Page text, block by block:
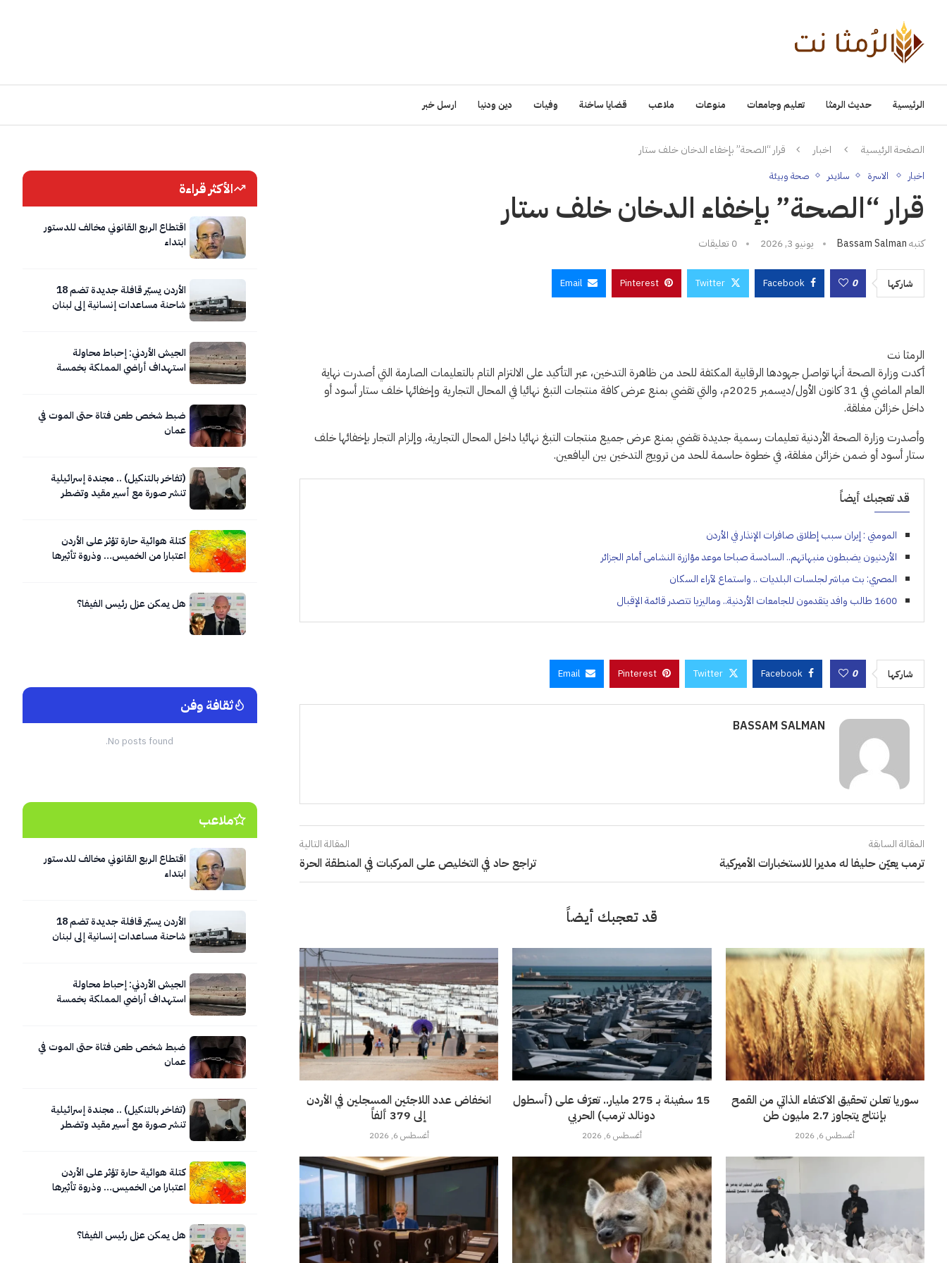
الرئيسية حديث الرمثا تعليم وجامعات منوعات ملاعب قضايا ساخنة وفيات دين ودنيا ارسل خبر
الصفحة الرئيسية اخبار قرار “الصحة” بإخفاء الدخان خلف ستار
اخبار الاسرة سلايدر صحة وبيئة
قرار “الصحة” بإخفاء الدخان خلف ستار
كتبهBassam Salman يونيو 3, 2026 0 تعليقات
شاركها 0
Facebook
Twitter
Pinterest
Email
الرمثا نت
أكدت وزارة الصحة أنها تواصل جهودها الرقابية المكثفة للحد من ظاهرة التدخين، عبر التأكيد على الالتزام التام بالتعليمات الصارمة التي أصدرت نهاية
العام الماضي في 31 كانون الأول/ديسمبر 2025م، والتي تقضي بمنع عرض كافة منتجات التبغ نهائيا في المحال التجارية وإخفائها خلف ستار أسود أو
داخل خزائن مغلقة.
وأصدرت وزارة الصحة الأردنية تعليمات رسمية جديدة تقضي بمنع عرض جميع منتجات التبغ نهائيا داخل المحال التجارية، وإلزام التجار بإخفائها خلف
ستار أسود أو ضمن خزائن مغلقة، في خطوة حاسمة للحد من ترويج التدخين بين اليافعين.
قد تعجبك أيضاً
المومني : إيران سبب إطلاق صافرات الإنذار في الأردن
الأردنيون يضبطون منبهاتهم.. السادسة صباحا موعد مؤازرة النشامى أمام الجزائر
المصري: بث مباشر لجلسات البلديات .. واستماع لآراء السكان
1600 طالب وافد يتقدمون للجامعات الأردنية.. وماليزيا تتصدر قائمة الإقبال
شاركها 0
Facebook
Twitter
Pinterest
Email
BASSAM SALMAN
المقالة السابقة
ترمب يعيّن حليفا له مديرا للاستخبارات الأميركية
المقالة التالية
تراجع حاد في التخليص على المركبات في المنطقة الحرة
قد تعجبك أيضاً
انخفاض عدد اللاجئين المسجلين في الأردن
إلى 379 ألفاً
أغسطس 6, 2026
15 سفينة بـ 275 مليار.. تعرّف على (أسطول
دونالد ترمب) الحربي
أغسطس 6, 2026
سوريا تعلن تحقيق الاكتفاء الذاتي من القمح
بإنتاج يتجاوز 2.7 مليون طن
أغسطس 6, 2026
الأكثر قراءة
اقتطاع الربع القانوني مخالف للدستور
ابتداء
الأردن يسيّر قافلة جديدة تضم 18
شاحنة مساعدات إنسانية إلى لبنان
الجيش الأردني: إحباط محاولة
استهداف أراضي المملكة بخمسة
ضبط شخص طعن فتاة حتى الموت في
عمان
(تفاخر بالتنكيل) .. مجندة إسرائيلية
تنشر صورة مع أسير مقيد وتضطر
كتلة هوائية حارة تؤثر على الأردن
اعتبارا من الخميس… وذروة تأثيرها
هل يمكن عزل رئيس الفيفا؟
ثقافة وفن
No posts found.
ملاعب
اقتطاع الربع القانوني مخالف للدستور
ابتداء
الأردن يسيّر قافلة جديدة تضم 18
شاحنة مساعدات إنسانية إلى لبنان
الجيش الأردني: إحباط محاولة
استهداف أراضي المملكة بخمسة
ضبط شخص طعن فتاة حتى الموت في
عمان
(تفاخر بالتنكيل) .. مجندة إسرائيلية
تنشر صورة مع أسير مقيد وتضطر
كتلة هوائية حارة تؤثر على الأردن
اعتبارا من الخميس… وذروة تأثيرها
هل يمكن عزل رئيس الفيفا؟